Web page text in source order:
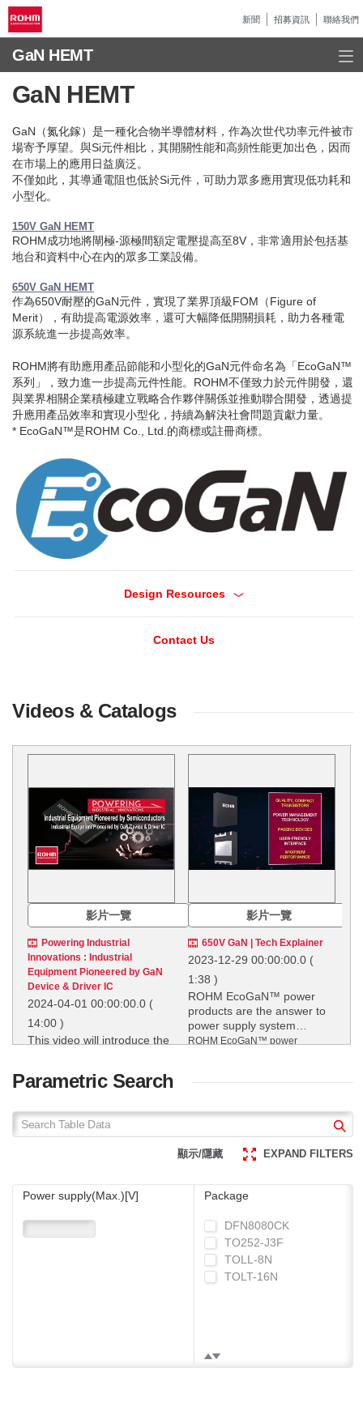
新聞 招募資訊 聯絡我們
GaN HEMT
GaN HEMT
GaN（氮化鎵）是一種化合物半導體材料，作為次世代功率元件被市
場寄予厚望。與Si元件相比，其開關性能和高頻性能更加出色，因而
在市場上的應用日益廣泛。
不僅如此，其導通電阻也低於Si元件，可助力眾多應用實現低功耗和
小型化。
150V GaN HEMT
ROHM成功地將閘極-源極間額定電壓提高至8V，非常適用於包括基
地台和資料中心在內的眾多工業設備。
650V GaN HEMT
作為650V耐壓的GaN元件，實現了業界頂級FOM（Figure of
Merit），有助提高電源效率，還可大幅降低開關損耗，助力各種電
源系統進一步提高效率。
ROHM將有助應用產品節能和小型化的GaN元件命名為「EcoGaN™
系列」，致力進一步提高元件性能。ROHM不僅致力於元件開發，還
與業界相關企業積極建立戰略合作夥伴關係並推動聯合開發，透過提
升應用產品效率和實現小型化，持續為解決社會問題貢獻力量。
* EcoGaN™是ROHM Co., Ltd.的商標或註冊商標。
Design Resources
Contact Us
Videos & Catalogs
影片一覽
Powering Industrial
Innovations : Industrial
Equipment Pioneered by GaN
Device & Driver IC
2024-04-01 00:00:00.0 (
14:00 )
This video will introduce the
This video will introduce the
equipment.
影片一覽
650V GaN | Tech Explainer
2023-12-29 00:00:00.0 (
1:38 )
ROHM EcoGaN™ power
products are the answer to
power supply system
communication and
ROHM EcoGaN™ power
GaN Power Devices
Parametric Search
顯示/隱藏 EXPAND FILTERS
Power supply(Max.)[V] Package
DFN8080CK
TO252-J3F
TOLL-8N
TOLT-16N